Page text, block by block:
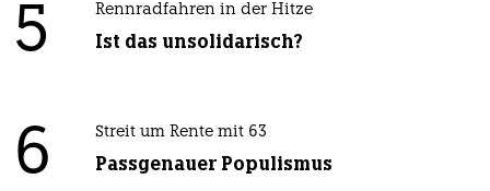
5 Rennradfahren in der Hitze
Ist das unsolidarisch?
6 Streit um Rente mit 63
Passgenauer Populismus